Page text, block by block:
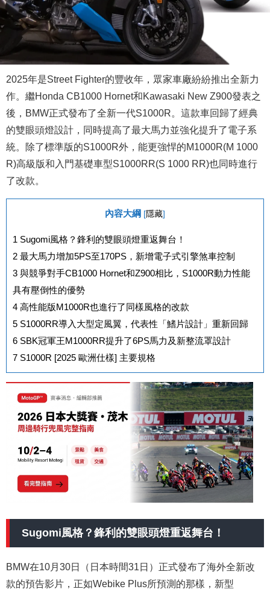
2025年是Street Fighter的豐收年，眾家車廠紛紛推出全新力
作。繼Honda CB1000 Hornet和Kawasaki New Z900發表之
後，BMW正式發布了全新一代S1000R。這款車回歸了經典
的雙眼頭燈設計，同時提高了最大馬力並強化提升了電子系
統。除了標準版的S1000R外，能更強悍的M1000R(M 1000
R)高級版和入門基礎車型S1000RR(S 1000 RR)也同時進行
了改款。
內容大綱 [隱藏]
1 Sugomi風格？鋒利的雙眼頭燈重返舞台！
2 最大馬力增加5PS至170PS，新增電子式引擎煞車控制
3 與競爭對手CB1000 Hornet和Z900相比，S1000R動力性能
具有壓倒性的優勢
4 高性能版M1000R也進行了同樣風格的改款
5 S1000RR導入大型定風翼，代表性「鰭片設計」重新回歸
6 SBK冠軍王M1000RR提升了6PS馬力及新整流罩設計
7 S1000R [2025 歐洲仕樣] 主要規格
Sugomi風格？鋒利的雙眼頭燈重返舞台！
BMW在10月30日（日本時間31日）正式發布了海外全新改
款的預告影片，正如Webike Plus所預測的那樣，新型